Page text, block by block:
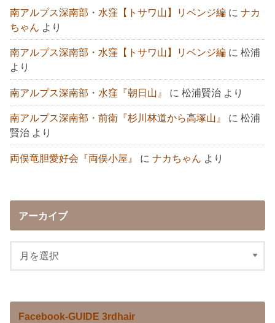
南アルプス深南部・水窪【トサワ山】リベンジ編 にナカ
ちゃん より
南アルプス深南部・水窪【トサワ山】リベンジ編 に松浦
より
南アルプス深南部・水窪『朝日山』 に松浦賢治 より
南アルプス深南部・前衛『杉川林道から高塚山』 に松浦
賢治 より
両俣竜胆愛好会『両俣小屋』 にナカちゃん より
アーカイブ
Facebook-GUIDE 3rdhair